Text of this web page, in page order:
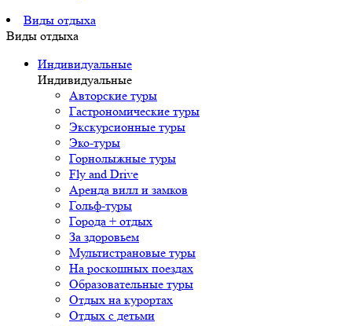
Виды отдыха
Виды отдыха
Индивидуальные
Индивидуальные
Авторские туры
Гастрономические туры
Экскурсионные туры
Эко-туры
Горнолыжные туры
Fly and Drive
Аренда вилл и замков
Гольф-туры
Города + отдых
За здоровьем
Мультистрановые туры
На роскошных поездах
Образовательные туры
Отдых на курортах
Отдых с детьми